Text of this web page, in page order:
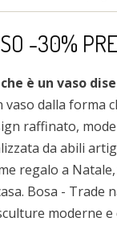
-30%
è un vaso
vaso dalla forma
raffinato,
da abili
regalo a
Bosa - Trade
moderne e